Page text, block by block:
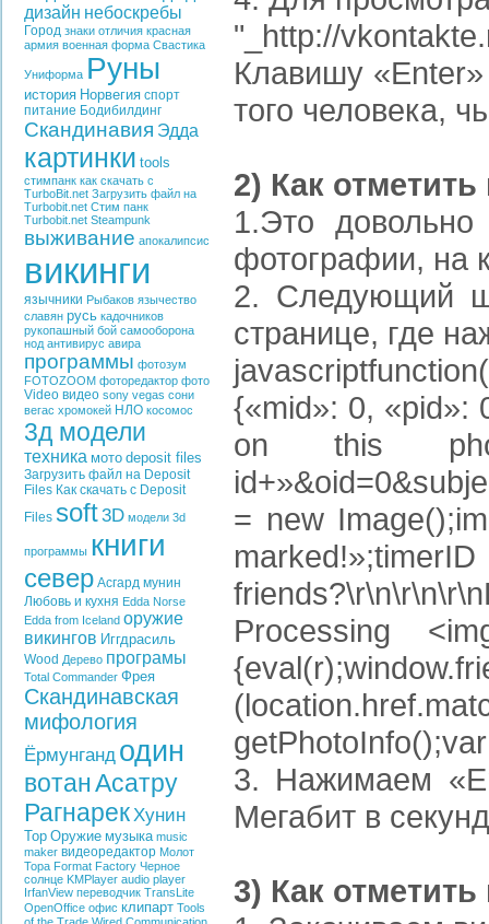
дизайн небоскребы
Город знаки отличия красная
армия военная форма Свастика
Униформа Руны
история Норвегия спорт
питание Бодибилдинг
Скандинавия Эдда
картинки tools
стимпанк как скачать с
TurboBit.net Загрузить файл на
Turbobit.net Стим панк
Turbobit.net Steampunk
выживание апокалипсис
викинги
язычники Рыбаков язычество
славян русь кадочников
рукопашный бой самооборона
нод антивирус авира
программы фотозум
FOTOZOOM фоторедактор фото
Video видео sony vegas сони
вегас хромокей НЛО косомос
3д модели
техника мото deposit files
Загрузить файл на Deposit
Files Как скачать с Deposit
Files soft3D модели 3d
программы книги
север Асгард мунин
Любовь и кухня Edda Norse
Edda from Iceland оружие
викингов Иггдрасиль
Wood Дерево програмы
Total Commander Фрея
Скандинавская
мифология
Ёрмунганд один
вотанАсатру
РагнарекХунин
Тор Оружие музыка music
maker видеоредактор Молот
Тора Format Factory Черное
солнце KMPlayer audio player
IrfanView переводчик TransLite
OpenOffice офис клипарт Tools
"_http://
Клавишу
того человека,
2) Как
1.Это
фотографии, на
2. Следующий
странице, где
javascript
{«mid»: 0, «pid»:
on this
= new
Processing
3. Нажимаем
Мегабит в
3) Как